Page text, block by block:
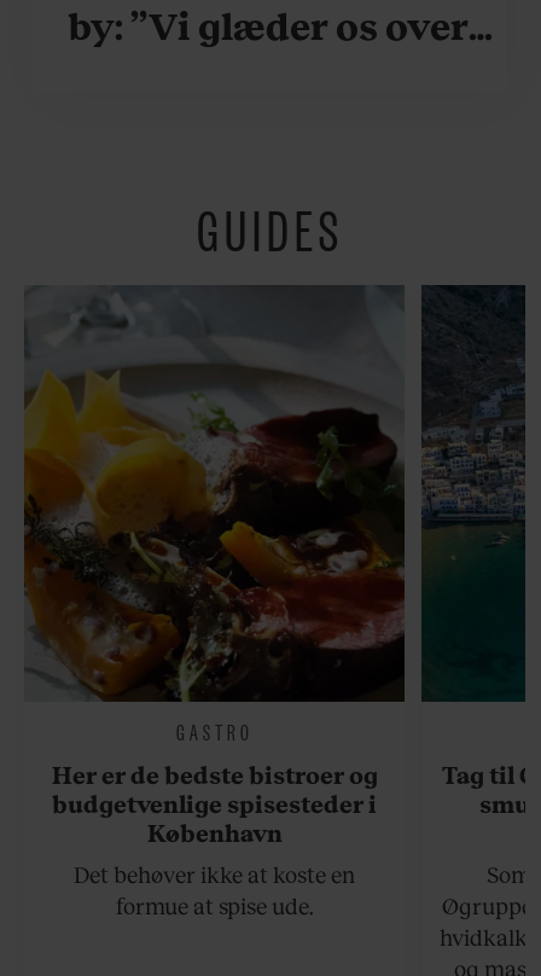
by: ”Vi glæder os over,
fredeligt”
GUIDES
GASTRO
Her er de bedste bistroer og
budgetvenlige spisesteder i
København
Det behøver ikke at koste en
formue at spise ude.
Tag til
og